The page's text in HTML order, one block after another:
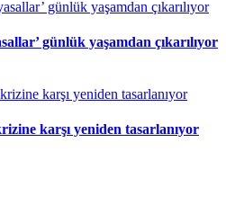
günlük yaşamdan çıkarılıyor
karşı yeniden tasarlanıyor